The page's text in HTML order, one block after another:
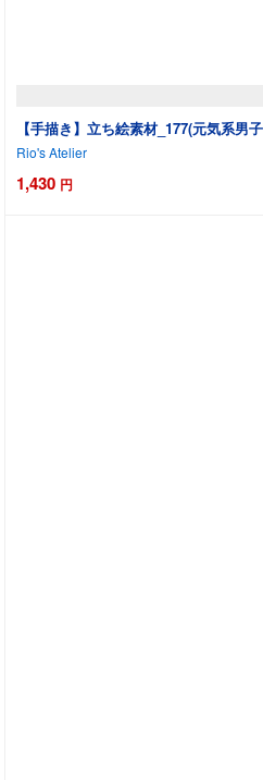
【手描き】立ち絵素材_177(元気系
Rio's Atelier
1,430 円